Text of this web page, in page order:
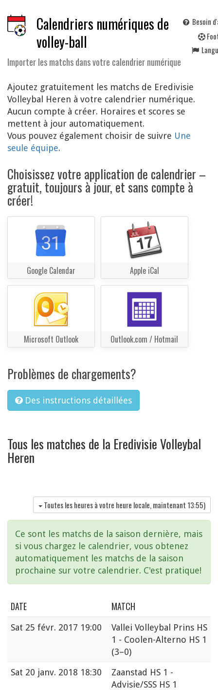
Calendriers numériques de
volley-ball
Importer les matchs dans votre calendrier numérique
Besoin
F
Ajoutez gratuitement les matchs de Eredivisie
Volleybal Heren à votre calendrier numérique.
Aucun compte à créer. Horaires et scores se
mettent à jour automatiquement.
Vous pouvez également choisir de suivre Une
seule équipe.
Choisissez votre application de calendrier –
gratuit, toujours à jour, et sans compte à
créer!
Google Calendar Apple iCal
Microsoft Outlook Outlook.com / Hotmail
Problèmes de chargements?
Des instructions détaillées
Tous les matches de la Eredivisie Volleybal
Heren
Toutes les heures à votre heure locale, maintenant 13:55)
Ce sont les matchs de la saison dernière, mais
si vous chargez le calendrier, vous obtenez
automatiquement les matchs de la saison
prochaine sur votre calendrier. C'est pratique!
DATE MATCH
Sat 25 févr. 2017 19:00
Vallei Volleybal Prins HS
1 - Coolen-Alterno HS 1
(3–0)
Sat 20 janv. 2018 18:30
Zaanstad HS 1 -
Advisie/SSS HS 1